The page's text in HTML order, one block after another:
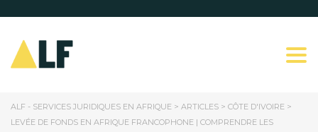
ALF - SERVICES JURIDIQUES EN AFRIQUE > ARTICLES > CÔTE D'IVOIRE >
LEVÉE DE FONDS EN AFRIQUE FRANCOPHONE | COMPRENDRE LES